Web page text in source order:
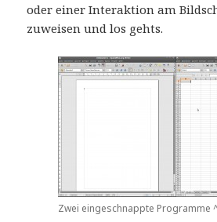
oder einer Interaktion am
zuweisen und los gehts.
Zwei eingeschnappte Programme